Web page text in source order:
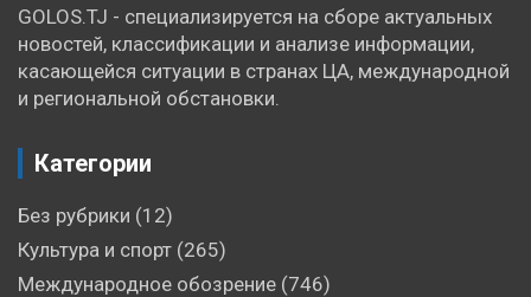
GOLOS.TJ - специализируется на сборе актуальных
новостей, классификации и анализе информации,
касающейся ситуации в странах ЦА, международной
и региональной обстановки.
Категории
Без рубрики (12)
Культура и спорт (265)
Международное обозрение (746)